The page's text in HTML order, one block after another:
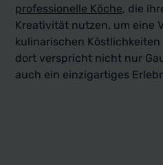
professionelle Köche, die
Kreativität nutzen, um eine
kulinarischen
dort verspricht nicht nur
auch ein einzigartiges